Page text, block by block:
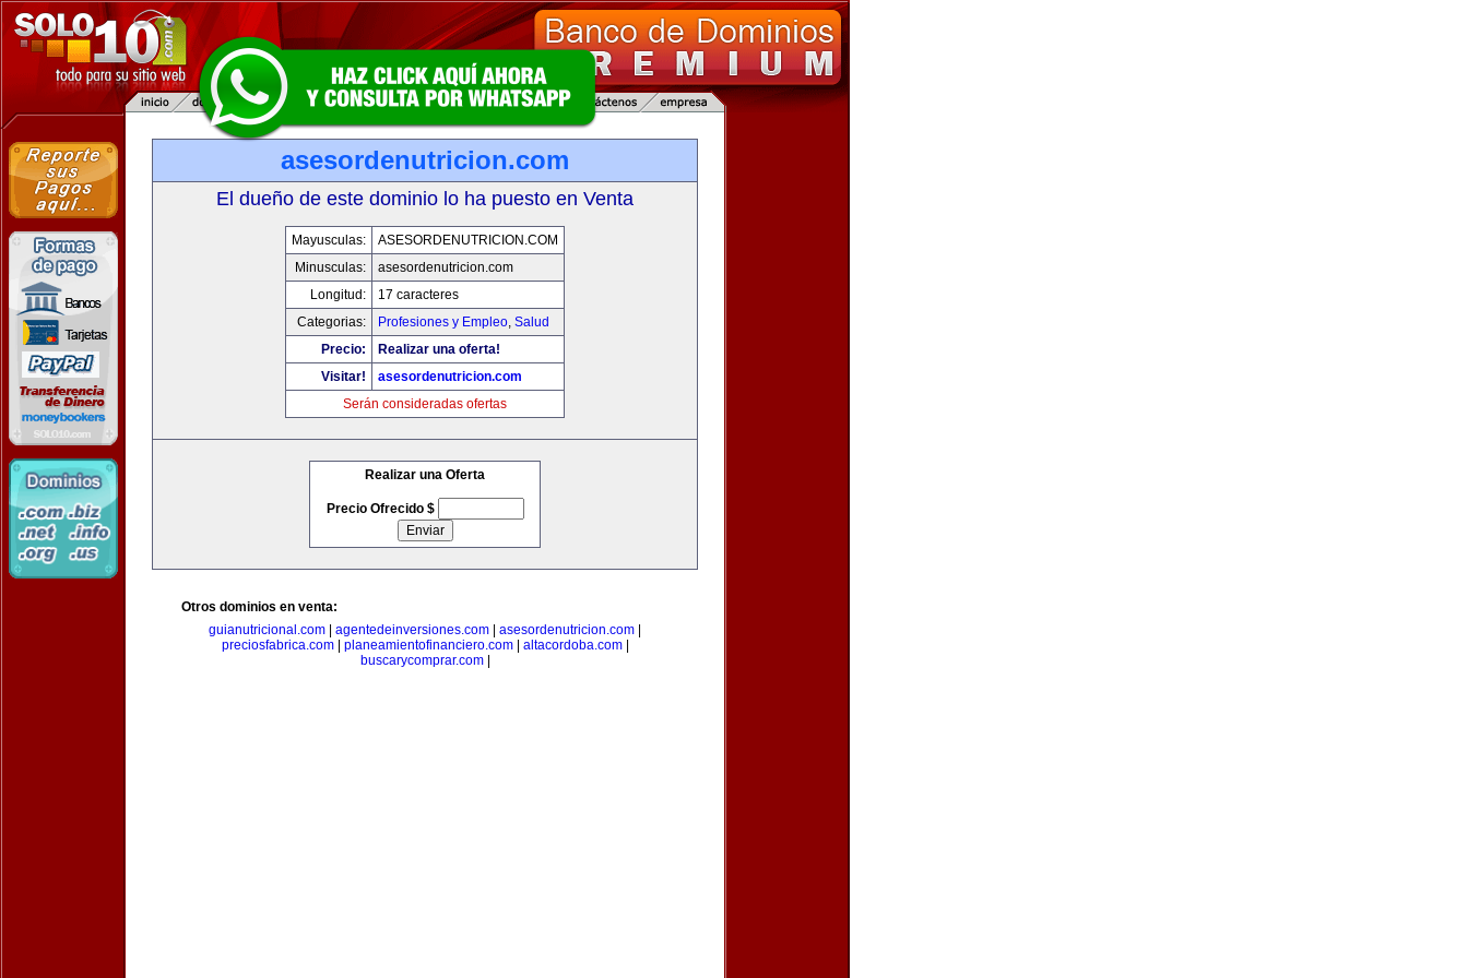
asesordenutricion.com
El dueño de este dominio lo ha puesto en Venta
Mayusculas:
ASESORDENUTRICION.COM
Minusculas:
asesordenutricion.com
Longitud:
17 caracteres
Categorias:
Profesiones y Empleo, Salud
Precio:
Realizar una oferta!
Visitar!
asesordenutricion.com
Serán consideradas ofertas
Realizar una Oferta
Precio Ofrecido $
Otros dominios en venta:
guianutricional.com
agentedeinversiones.com asesordenutricion.com
preciosfabrica.com| planeamientofinanciero.com| altacordoba.com|
buscarycomprar.com|